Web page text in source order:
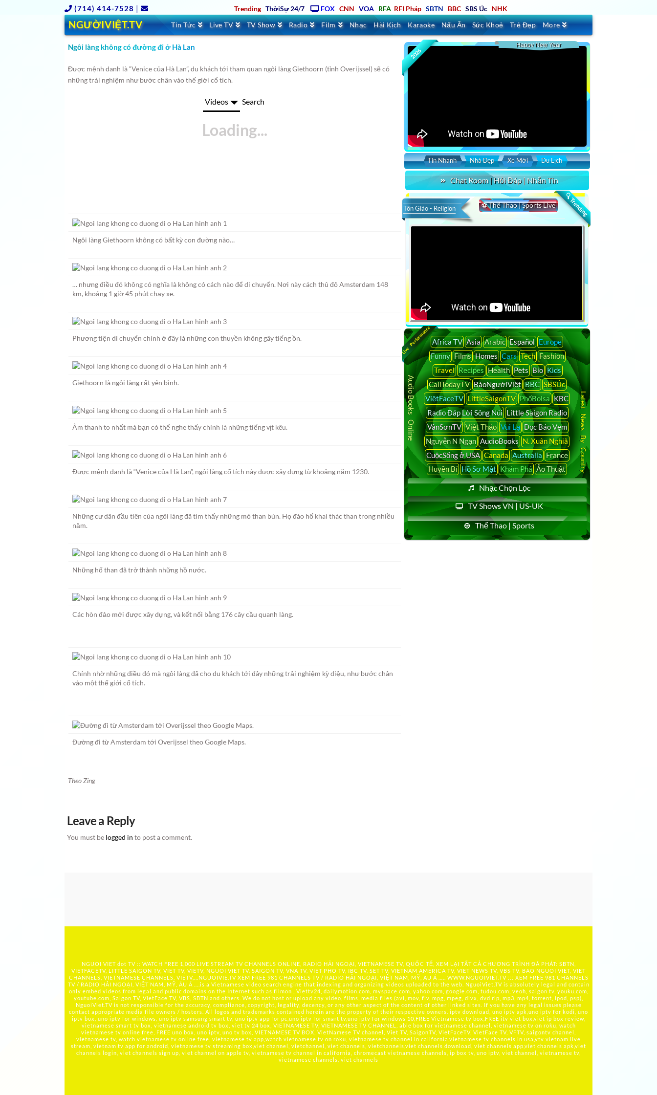
(714) 414-7528 | Trending ThờiSự 24/7 FOX CNN VOA RFA RFI Pháp SBTN BBC SBS Úc NHK
NGƯỜIVIỆT.TV Tin Tức Live TV TV Show Radio Film Nhạc Hài Kịch Karaoke Nấu Ăn Sức Khoẻ Trẻ Đẹp More
Ngôi làng không có đường đi ở Hà Lan
Được mệnh danh là “Venice của Hà Lan”, du khách tới tham quan ngôi làng Giethoorn (tỉnh Overijssel) sẽ có
những trải nghiệm như bước chân vào thế giới cổ tích.
Videos Search
Sort by Duration
Search
Ngôi làng Giethoorn không có bất kỳ con đường nào…
… nhưng điều đó không có nghĩa là không có cách nào để di chuyển. Nơi này cách thủ đô Amsterdam 148
km, khoảng 1 giờ 45 phút chạy xe.
Phương tiện di chuyển chính ở đây là những con thuyền không gây tiếng ồn.
Giethoorn là ngôi làng rất yên bình.
Âm thanh to nhất mà bạn có thể nghe thấy chính là những tiếng vịt kêu.
Được mệnh danh là “Venice của Hà Lan”, ngôi làng cổ tích này được xây dựng từ khoảng năm 1230.
Những cư dân đầu tiên của ngôi làng đã tìm thấy những mỏ than bùn. Họ đào hố khai thác than trong nhiều
năm.
Những hố than đã trở thành những hồ nước.
Các hòn đảo mới được xây dựng, và kết nối bằng 176 cây cầu quanh làng.
Chính nhờ những điều đó mà ngôi làng đã cho du khách tới đây những trải nghiệm kỳ diệu, như bước chân
vào một thế giới cổ tích.
Đường đi từ Amsterdam tới Overijssel theo Google Maps.
Theo Zing
Leave a Reply
You must be logged in to post a comment.
2026
Happy New Year
Tin Nhanh Nhà Đẹp Xe Mới Du Lịch
Chat Room | Hỏi Đáp | Nhắn Tin
🔍 Trending
⚽ Thể Thao | Sports Live
Tôn Giáo - Religion
Live PerformanceAfrica TV Asia Arabic Español Europe
Funny Films Homes Cars Tech Fashion
Travel Recipes Health Pets Bio Kids
CaliTodayTV BáoNgườiViệt BBC SBSÚc
ViệtFaceTV LittleSaigonTV PhốBolsa KBC
Radio Đáp Lời Sông Núi Little Saigon Radio
VânSơnTV Việt Thảo Vui Lạ Đọc Báo Vẹm
Nguyễn N Ngạn AudioBooks N. Xuân Nghiã
CuộcSống ở USA Canada Australia France
Huyền Bí Hồ Sơ Mật Khám Phá Ảo Thuật
Nhạc Chọn Lọc
TV Shows VN | US-UK
Thể Thao | Sports
Audio Books Online Latest News By Country
NGUOI VIET dot TV :: WATCH FREE 1,000 LIVE STREAM TV CHANNELS ONLINE, RADIO HẢI NGOẠI, VIETNAMESE TV, QUỐC TẾ, XEM LẠI TẤT CẢ CHƯƠNG TRÌNH ĐÃ PHÁT: SBTN,
VIETFACETV, LITTLE SAIGON TV, VIET TV, VIETV, NGUOI VIET TV, SAIGON TV, VNA TV, VIET PHO TV, IBC TV, SET TV, VIETNAM AMERICA TV, VIET NEWS TV, VBS TV, BAO NGUOI VIET, VIET
CHANNELS, VIETNAMESE CHANNELS, VIETV,...
NGUOIVIE.TVXEM FREE 981 CHANNELS TV / RADIO HẢI NGOẠI, VIỆT NAM, MỸ, ÂU Á ….. WWW.NGUOIVIET.TV ::: XEM FREE 981 CHANNELS
TV / RADIO HẢI NGOẠI, VIỆT NAM, MỸ, ÂU Á ….is a Vietnamese video search engine that indexing and organizing videos uploaded to the web. NguoiViet.TV is absolutely legal and contain
only embed videos from legal and public domains on the Internet such as filmon , Viettv24, dailymotion.com, myspace.com, yahoo.com, google.com, tudou.com, veoh, saigon tv, youku.com,
youtube.com, Saigon TV, VietFace TV, VBS, SBTN and others. We do not host or upload any video, films, media files (avi, mov, flv, mpg, mpeg, divx, dvd rip, mp3, mp4, torrent, ipod, psp),
NguoiViet.TV is not responsible for the accuracy, compliance, copyright, legality, decency, or any other aspect of the content of other linked sites. If you have any legal issues please
contact appropriate media file owners / hosters. All logos and trademarks contained herein are the property of their respective owners. iptv download, uno iptv apk,uno iptv for kodi, uno
iptv box, uno iptv for windows, uno iptv samsung smart tv, uno iptv app for pc,uno iptv for smart tv,uno iptv for windows 10,FREE Vietnamese tv box,FREE itv viet box,viet ip box review,
vietnamese smart tv box, vietnamese android tv box, viet tv 24 box, VIETNAMESE TV, VIETNAMESE TV CHANNEL, able box for vietnamese channel, vietnamese tv on roku, watch
vietnamese tv online free, FREE uno box, uno iptv, uno tv box, VIETNAMESE TV BOX, VietNamese TV channel, Viet TV, SaigonTV, VietFaceTV, VietFace TV, VFTV, saigontv channel,
vietnamese tv, watch vietnamese tv online free, vietnamese tv app,watch vietnamese tv on roku, vietnamese tv channel in california,vietnamese tv channels in usa,vtv vietnam live
stream, vietnam tv app for android, vietnamese tv streaming box,viet channel, vietchannel, viet channels, vietchannels,viet channels download, viet channels app,viet channels apk,viet
channels login, viet channels sign up, viet channel on apple tv, vietnamese tv channel in california, chromecast vietnamese channels, ip box tv, uno iptv, viet channel, vietnamese tv,
vietnamese channels, viet channels